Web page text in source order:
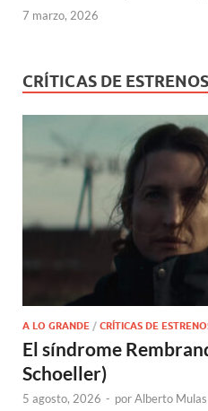
7 marzo, 2026
CRÍTICAS DE ESTRENOS
A LO GRANDE /CRÍTICAS DE
El síndrome
Schoeller)
5 agosto, 2026 - porAlberto Mulas